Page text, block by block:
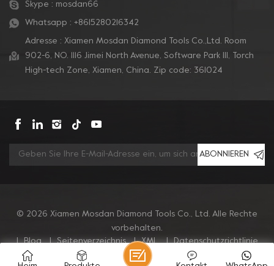
Skype : mosdan66
Whatsapp : +8615280216342
Adresse : Xiamen Mosdan Diamond Tools Co.,Ltd. Room
902-6, NO. 1116 Jimei North Avenue, Software Park Ill, Torch
High-tech Zone, Xiamen, China. Zip code: 361024
ABONNIEREN
© 2026 Xiamen Mosdan Diamond Tools Co., Ltd. Alle Rechte
vorbehalten.
|
Blog | Seitenverzeichnis | XML | Datenschutzrichtlinie